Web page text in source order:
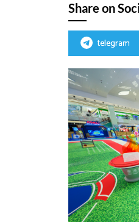
Share on
telegram